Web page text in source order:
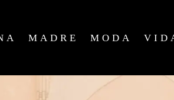
MADRE MODA